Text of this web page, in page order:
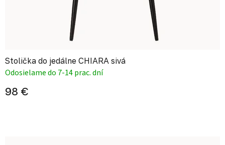
Stolička do jedálne CHIARA sivá
Odosielame do 7-14 prac. dní
98 €